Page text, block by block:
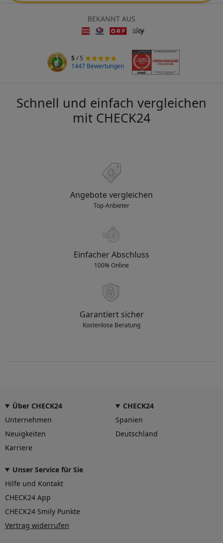
BEKANNT AUS
5/ 5
1447 Bewertungen
Schnell und einfach vergleichen
mit CHECK24
Angebote vergleichen
Top-Anbieter
Einfacher Abschluss
100% Online
Garantiert sicher
Kostenlose Beratung
Über CHECK24
Unternehmen
Neuigkeiten
Karriere
CHECK24
Spanien
Deutschland
Unser Service für Sie
Hilfe und Kontakt
CHECK24 App
CHECK24 Smily Punkte
Vertrag widerrufen